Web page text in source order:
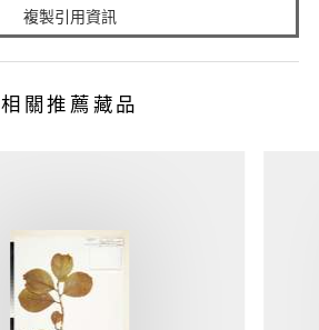
複製引用資訊
相關推薦藏品